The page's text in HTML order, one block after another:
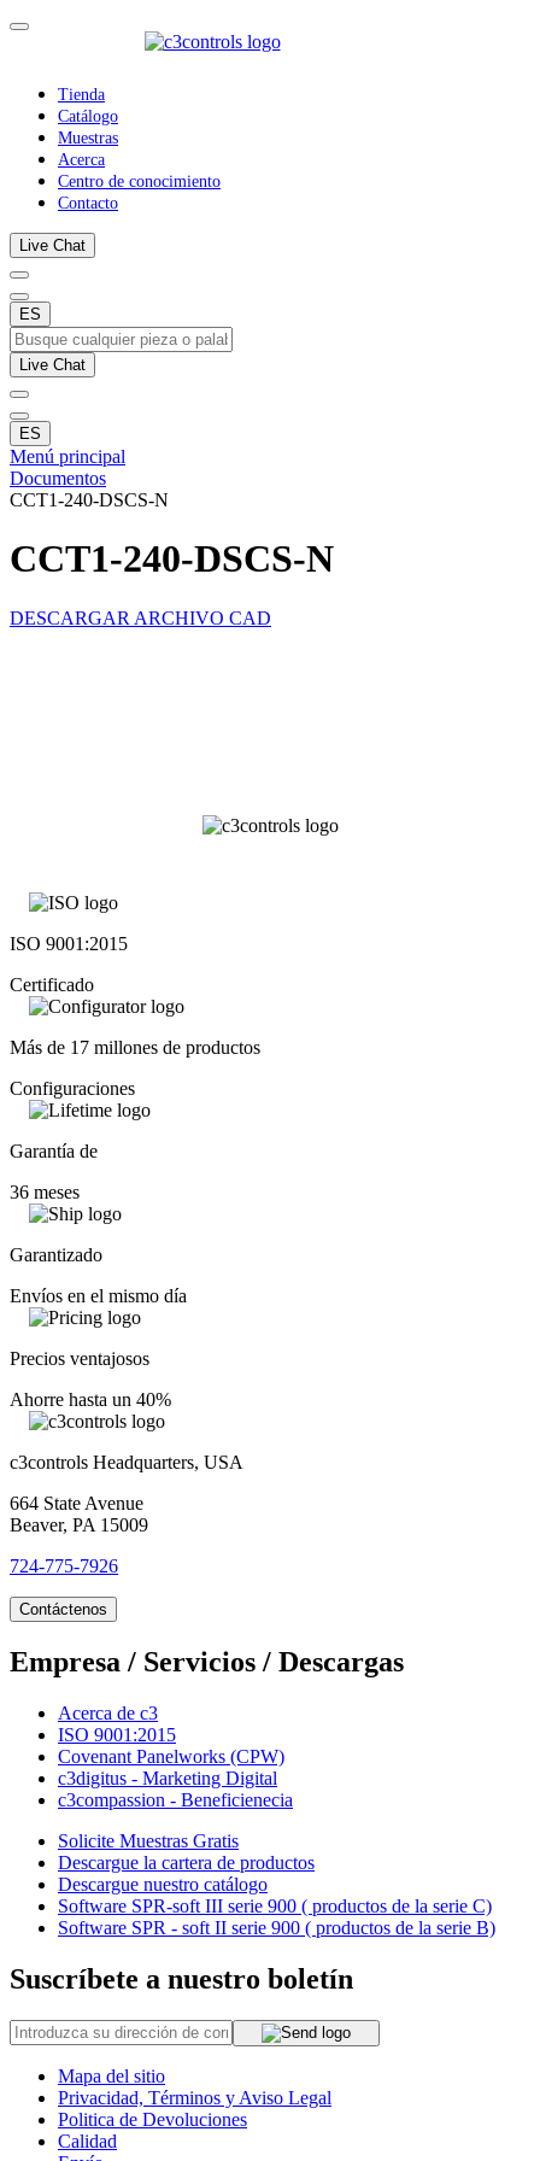
Tienda
Catálogo
Muestras
Acerca
Centro de conocimiento
Contacto
Live Chat
ES
Live Chat
ES
Menú principal
Documentos
CCT1-240-DSCS-N
CCT1-240-DSCS-N
DESCARGAR ARCHIVO CAD
ISO 9001:2015
Certificado
Más de 17 millones de productos
Configuraciones
Garantía de
36 meses
Garantizado
Envíos en el mismo día
Precios ventajosos
Ahorre hasta un 40%
c3controls Headquarters, USA
664 State Avenue
Beaver, PA 15009
724-775-7926
Contáctenos
Empresa / Servicios / Descargas
Acerca de c3
ISO 9001:2015
Covenant Panelworks (CPW)
c3digitus - Marketing Digital
c3compassion - Beneficienecia
Solicite Muestras Gratis
Descargue la cartera de productos
Descargue nuestro catálogo
Software SPR-soft III serie 900 ( productos de la serie C)
Software SPR - soft II serie 900 ( productos de la serie B)
Suscríbete a nuestro boletín
Mapa del sitio
Privacidad, Términos y Aviso Legal
Politica de Devoluciones
Calidad